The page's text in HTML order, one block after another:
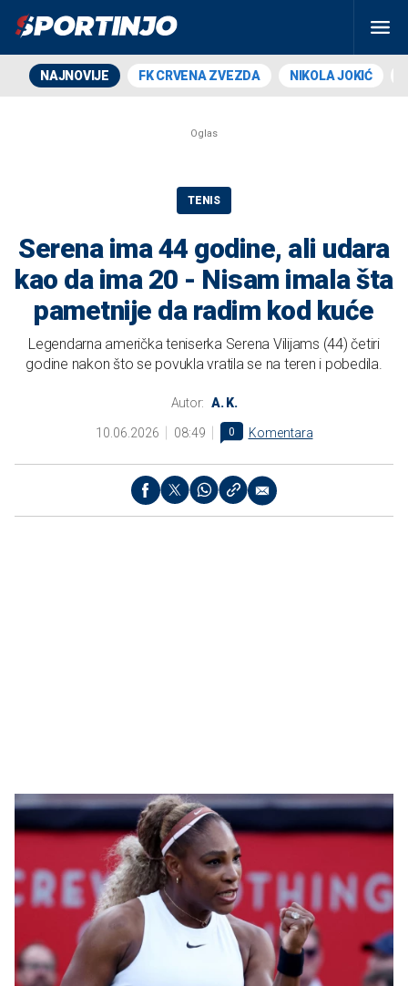
NAJNOVIJE FK CRVENA ZVEZDA NIKOLA JOKIĆ
TENIS
Serena ima 44 godine, ali udara
kao da ima 20 - Nisam imala šta
pametnije da radim kod kuće
Legendarna američka teniserka Serena Vilijams (44) četiri
godine nakon što se povukla vratila se na teren i pobedila.
Autor: A. K.
10.06.2026 08:49 0 Komentara